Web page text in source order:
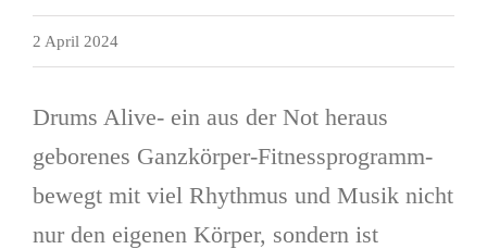
2 April 2024
Drums Alive- ein aus der Not heraus
geborenes Ganzkörper-Fitnessprogramm-
bewegt mit viel Rhythmus und Musik nicht
nur den eigenen Körper, sondern ist